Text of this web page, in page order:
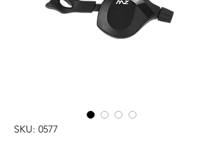
SKU: 0577